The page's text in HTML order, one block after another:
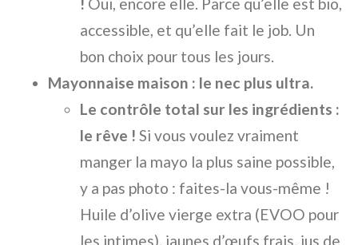
accessible, et qu’elle fait le job. Un
bon choix pour tous les jours.
Mayonnaise maison : le nec plus ultra.
Le contrôle total sur les ingrédients :
le rêve ! Si vous voulez vraiment
manger la mayo la plus saine possible,
y a pas photo : faites-la vous-même !
Huile d’olive vierge extra (EVOO pour
les intimes), jaunes d’œufs frais, jus de